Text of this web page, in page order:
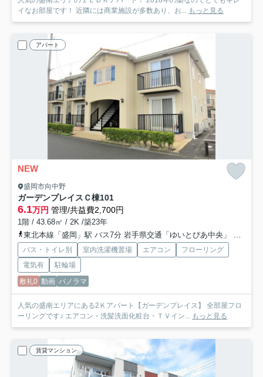
イなお部屋です！ 近隣には商業施設が多数あり、お...
もっと見る
アパート
NEW
盛岡市向中野
ガーデンプレイスＣ棟101
6.1万円 管理/共益費2,700円
1階 / 43.68㎡ / 2K /築23年
東北本線「盛岡」駅 バス7分 岩手県交通「ゆいとぴあ中央」 停歩7分
バス・トイレ別 室内洗濯機置場 エアコン
フローリング
電気有
駐輪場
敷礼0 動画 パノラマ
人気の盛南エリアにある2Ｋアパート【ガーデンプレイス】 全部屋フロ
ーリングです♪ エアコン・洗髪洗面化粧台・ＴＶイン...
もっと見る
賃貸マンション